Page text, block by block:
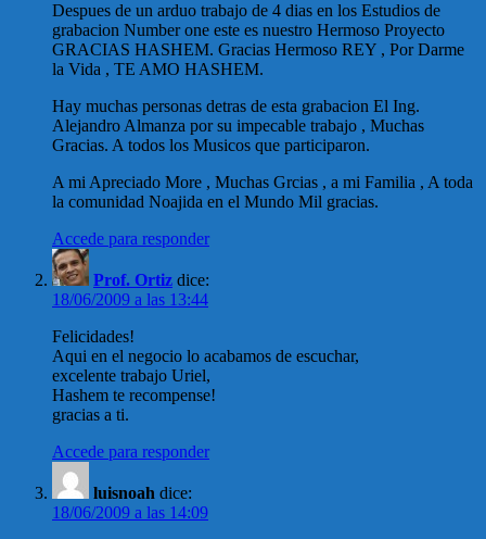
Despues de un arduo trabajo de 4 dias en los Estudios de
grabacion Number one este es nuestro Hermoso Proyecto
GRACIAS HASHEM. Gracias Hermoso REY , Por Darme
la Vida , TE AMO HASHEM.
Hay muchas personas detras de esta grabacion El Ing.
Alejandro Almanza por su impecable trabajo , Muchas
Gracias. A todos los Musicos que participaron.
A mi Apreciado More , Muchas Grcias , a mi Familia , A toda
la comunidad Noajida en el Mundo Mil gracias.
Accede para responder
Prof. Ortiz dice:
18/06/2009 a las 13:44
Felicidades!
Aqui en el negocio lo acabamos de escuchar,
excelente trabajo Uriel,
Hashem te recompense!
gracias a ti.
Accede para responder
luisnoah dice:
18/06/2009 a las 14:09